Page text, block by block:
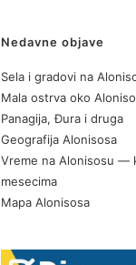
Nedavne objave
Sela i gradovi na
Mala ostrva oko
Panagija, Đura i druga
Geografija Alonisosa
Vreme na Alonisosu —
mesecima
Mapa Alonisosa